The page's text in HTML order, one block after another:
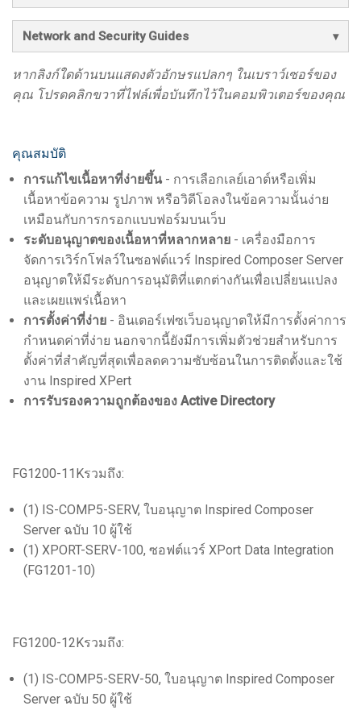
Network and Security Guides
หากลิงก์ใดด้านบนแสดงตัวอักษรแปลกๆ ในเบราว์เซอร์ของ
คุณ โปรดคลิกขวาที่ไฟล์เพื่อบันทึกไว้ในคอมพิวเตอร์ของคุณ
คุณสมบัติ
การแก้ไขเนื้อหาที่ง่ายขึ้น- การเลือกเลย์เอาต์หรือเพิ่ม
เนื้อหาข้อความ รูปภาพ หรือวิดีโอลงในข้อความนั้นง่าย
เหมือนกับการกรอกแบบฟอร์มบนเว็บ
ระดับอนุญาตของเนื้อหาที่หลากหลาย - เครื่องมือการ
จัดการเวิร์กโฟลว์ในซอฟต์แวร์ Inspired Composer Server
อนุญาตให้มีระดับการอนุมัติที่แตกต่างกันเพื่อเปลี่ยนแปลง
และเผยแพร่เนื้อหา
การตั้งค่าที่ง่าย - อินเตอร์เฟซเว็บอนุญาตให้มีการตั้งค่าการ
กำหนดค่าที่ง่าย นอกจากนี้ยังมีการเพิ่มตัวช่วยสำหรับการ
ตั้งค่าที่สำคัญที่สุดเพื่อลดความซับซ้อนในการติดตั้งและใช้
งาน Inspired XPert
การรับรองความถูกต้องของ Active Directory
FG1200-11Kรวมถึง:
(1) IS-COMP5-SERV, ใบอนุญาต Inspired Composer
Server ฉบับ 10 ผู้ใช้
(1) XPORT-SERV-100, ซอฟต์แวร์ XPort Data Integration
(FG1201-10)
FG1200-12Kรวมถึง:
(1) IS-COMP5-SERV-50, ใบอนุญาต Inspired Composer
Server ฉบับ 50 ผู้ใช้